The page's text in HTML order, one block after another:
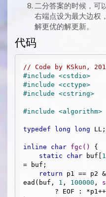
二分答案的时候，可
右端点设为最大边权
解更优的解更新。
代码
// Code by KSkun,
#include <cstdio>
#include <cctype>
#include <cstring>
#include <algorithm>
typedef long long LL;
inline char fgc ()
{
static
char buf[
= buf;
return p1 == p2
ead(buf, 1 , 100000 ,